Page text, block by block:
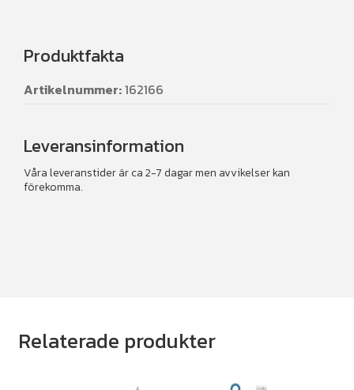
Produktfakta
Artikelnummer:162166
Leveransinformation
Våra leveranstider är ca 2-7 dagar men avvikelser kan
förekomma.
Relaterade produkter